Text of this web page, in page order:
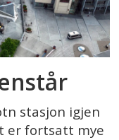
stasjon igjen
er fortsatt mye